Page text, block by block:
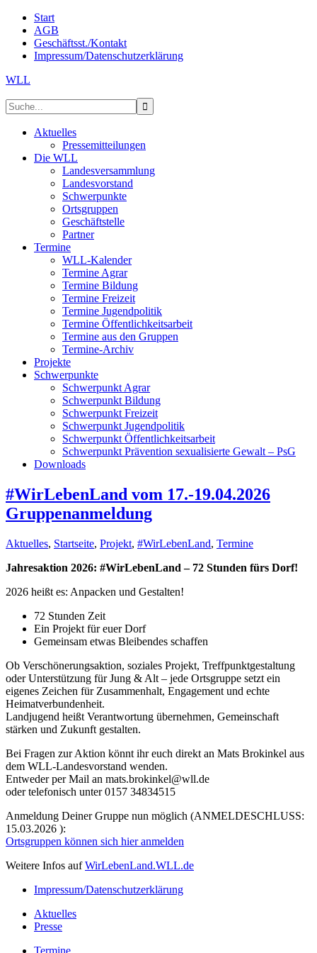
Start
AGB
Geschäftsst./Kontakt
Impressum/Datenschutzerklärung
WLL
Aktuelles
Pressemitteilungen
Die WLL
Landesversammlung
Landesvorstand
Schwerpunkte
Ortsgruppen
Geschäftstelle
Partner
Termine
WLL-Kalender
Termine Agrar
Termine Bildung
Termine Freizeit
Termine Jugendpolitik
Termine Öffentlichkeitsarbeit
Termine aus den Gruppen
Termine-Archiv
Projekte
Schwerpunkte
Schwerpunkt Agrar
Schwerpunkt Bildung
Schwerpunkt Freizeit
Schwerpunkt Jugendpolitik
Schwerpunkt Öffentlichkeitsarbeit
Schwerpunkt Prävention sexualisierte Gewalt – PsG
Downloads
#WirLebenLand vom 17.-19.04.2026
Gruppenanmeldung
Aktuelles, Startseite, Projekt, #WirLebenLand, Termine
Jahresaktion 2026: #WirLebenLand – 72 Stunden fürs Dorf!
2026 heißt es: Anpacken und Gestalten!
72 Stunden Zeit
Ein Projekt für euer Dorf
Gemeinsam etwas Bleibendes schaffen
Ob Verschönerungsaktion, soziales Projekt, Treffpunktgestaltung
oder Unterstützung für Jung & Alt – jede Ortsgruppe setzt ein
eigenes Zeichen für Zusammenhalt, Engagement und echte
Heimatverbundenheit.
Landjugend heißt Verantwortung übernehmen, Gemeinschaft
stärken und Zukunft gestalten.
Bei Fragen zur Aktion könnt ihr euch direkt an Mats Brokinkel aus
dem WLL-Landesvorstand wenden.
Entweder per Mail an mats.brokinkel@wll.de
oder telefonisch unter 0157 34834515
Anmeldung Deiner Gruppe nun möglich (ANMELDESCHLUSS:
15.03.2026 ):
Ortsgruppen können sich hier anmelden
Weitere Infos aufWirLebenLand.WLL.de
Impressum/Datenschutzerklärung
Aktuelles
Presse
Termine